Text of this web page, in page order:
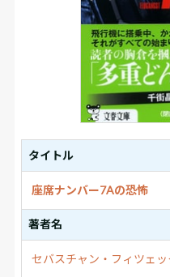
タイトル
座席ナンバー7Aの恐怖
著者名
セバスチャン・フィツェッ